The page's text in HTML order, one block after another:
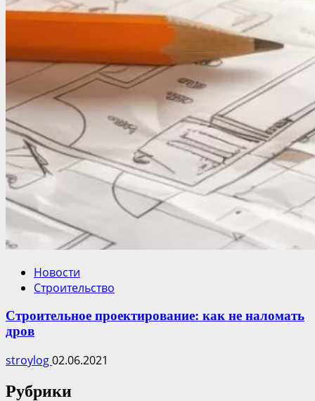
Новости
Строительство
Строительное проектирование: как не наломать
дров
stroylog02.06.2021
Рубрики